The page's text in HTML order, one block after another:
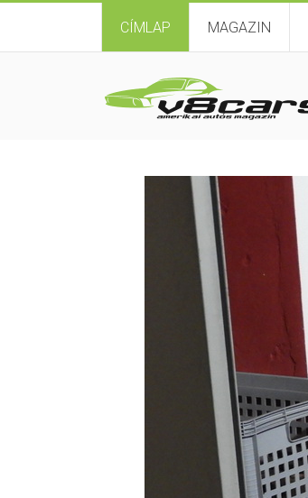
CÍMLAP MAGAZIN